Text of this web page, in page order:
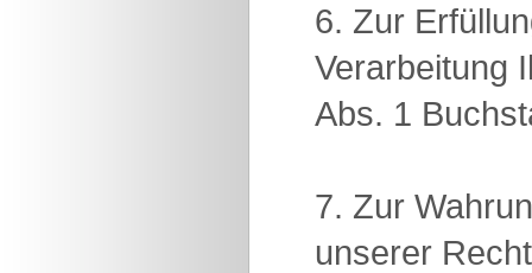
6. Zur
Verarbeitung
Abs. 1
7. Zur
unserer